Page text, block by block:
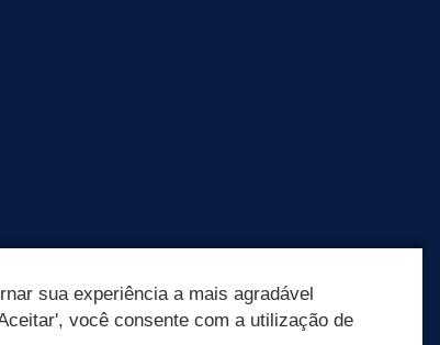
sua experiência a mais agradável
você consente com a utilização de